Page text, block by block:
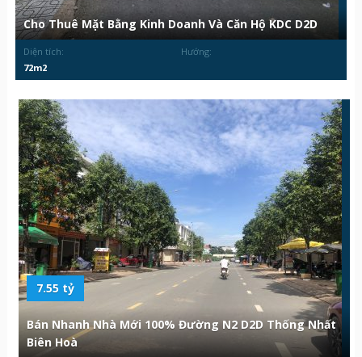
Cho Thuê Mặt Bằng Kinh Doanh Và Căn Hộ KDC D2D
Diện tích:
72m2
Hướng:
7.55 tỷ
Bán Nhanh Nhà Mới 100% Đường N2 D2D Thống Nhất
Biên Hoà